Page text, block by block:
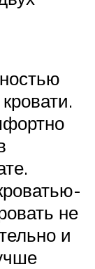
не
и